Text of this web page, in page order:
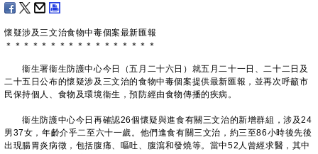
懷疑涉及三文治食物中毒個案最新匯報
＊ ＊ ＊ ＊ ＊ ＊ ＊ ＊ ＊ ＊ ＊ ＊ ＊ ＊ ＊ ＊ ＊
衞生署衞生防護中心今日（五月二十六日）就五月二十一日、二十二日及
二十五日公布的懷疑涉及三文治的食物中毒個案提供最新匯報，並再次呼籲市
民保持個人、食物及環境衞生，預防經由食物傳播的疾病。
衞生防護中心今日再確認26個懷疑與進食有關三文治的新增群組，涉及24
男37女，年齡介乎二至六十一歲。他們進食有關三文治，約三至86小時後先後
出現腸胃炎病徵，包括腹痛、嘔吐、腹瀉和發燒等。當中52人曾經求醫，其中